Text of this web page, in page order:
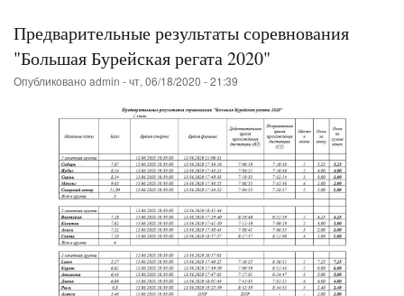
Предварительные результаты соревнования
"Большая Бурейская регата 2020"
Опубликовано admin -чт, 06/18/2020 - 21:39